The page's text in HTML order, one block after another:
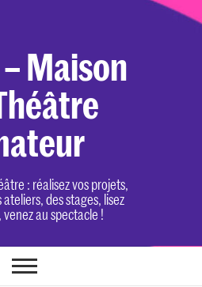
– Maison
: réalisez vos projets,
des stages, lisez
au spectacle !